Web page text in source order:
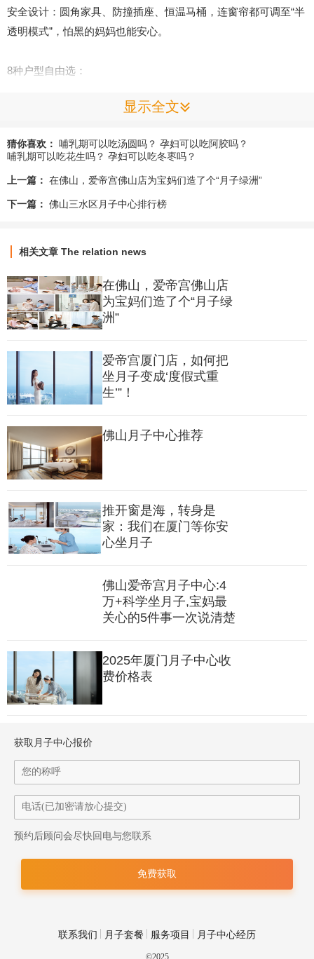
显示全文
安全设计：圆角家具、防撞插座、恒温马桶，连窗帘都可调至“半
透明模式”，怕黑的妈妈也能安心。
8种户型自由选：
别墅。
三、【服务：比家人更懂宝宝的“超能力”】
宝宝护理：
24 小时护士守护： 1 对
早教课程：用黑白色卡训练视觉、摇铃激发听觉，连游泳水温都
恒定在38℃，护士像捧水晶一样托着宝宝；
成长档案：每日记录身高、体重、黄疸值，数据化跟踪宝宝发
妈妈修复：
护理，从盆底肌到身材管理全维度覆盖；
产后瑜伽“威胁”：教练说：“腰再挺直点！偷懒就录像发你老公！”
四、【配套：全家人的休憩港湾】
给爸爸的惊喜：
700㎡智能健身房：AI体感设备让运动更有趣，窗外是千灯湖的湖
光山色；
亲子互动乐园：大宝和新生儿一起玩积木，专业老师设计趣味游
“充电时间”：每周2 小时独处时光，护士帮忙带娃，妈妈可以睡个
猜你喜欢： 哺乳期可以吃汤圆吗？ 孕妇可以吃阿胶吗？
哺乳期可以吃花生吗？ 孕妇可以吃冬枣吗？
上一篇： 在佛山，爱帝宫佛山店为宝妈们造了个“月子绿洲”
下一篇： 佛山三水区月子中心排行榜
相关文章 The relation news
在佛山，爱帝宫佛山店
为宝妈们造了个“月子绿
洲”
爱帝宫厦门店，如何把
坐月子变成‘度假式重
生’”！
佛山月子中心推荐
推开窗是海，转身是
家：我们在厦门等你安
心坐月子
佛山爱帝宫月子中心:4
万+科学坐月子,宝妈最
关心的5件事一次说清楚
2025年厦门月子中心收
费价格表
获取月子中心报价
预约后顾问会尽快回电与您联系
联系我们 月子套餐 服务项目 月子中心经历
©2025